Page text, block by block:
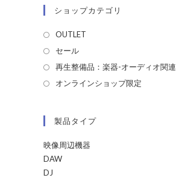
ショップカテゴリ
OUTLET
セール
再生整備品：楽器-オーディオ関連
オンラインショップ限定
製品タイプ
映像周辺機器
DAW
DJ